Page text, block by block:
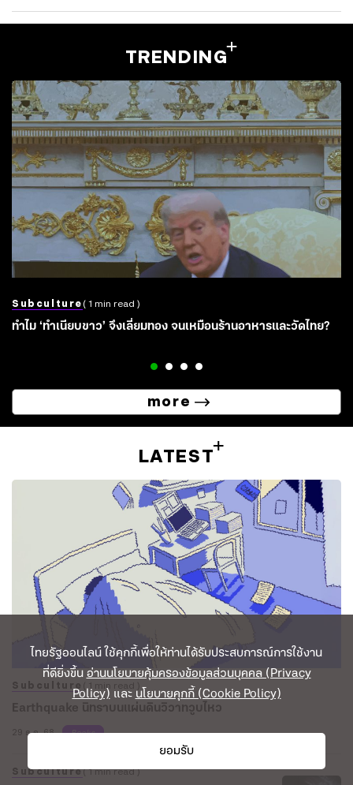
TRENDING
Subculture ( 1 min read )
ทำไม ‘ทำเนียบขาว’ จึงเลี่ยมทอง จนเหมือนร้านอาหารและวัดไทย?
more
LATEST
Subculture ( 1 min read )
Earthquake นิทราบนแผ่นดินวิวาทวูบไหว
29 ธ.ค. 68
Books
Subculture( 1 min read )
ไทยรัฐออนไลน์ ใช้คุกกี้เพื่อให้ท่านได้รับประสบการณ์การใช้งาน
ที่ดียิ่งขึ้นอ่านนโยบายคุ้มครองข้อมูลส่วนบุคคล (Privacy
Policy) และนโยบายคุกกี้ (Cookie Policy)
ยอมรับ